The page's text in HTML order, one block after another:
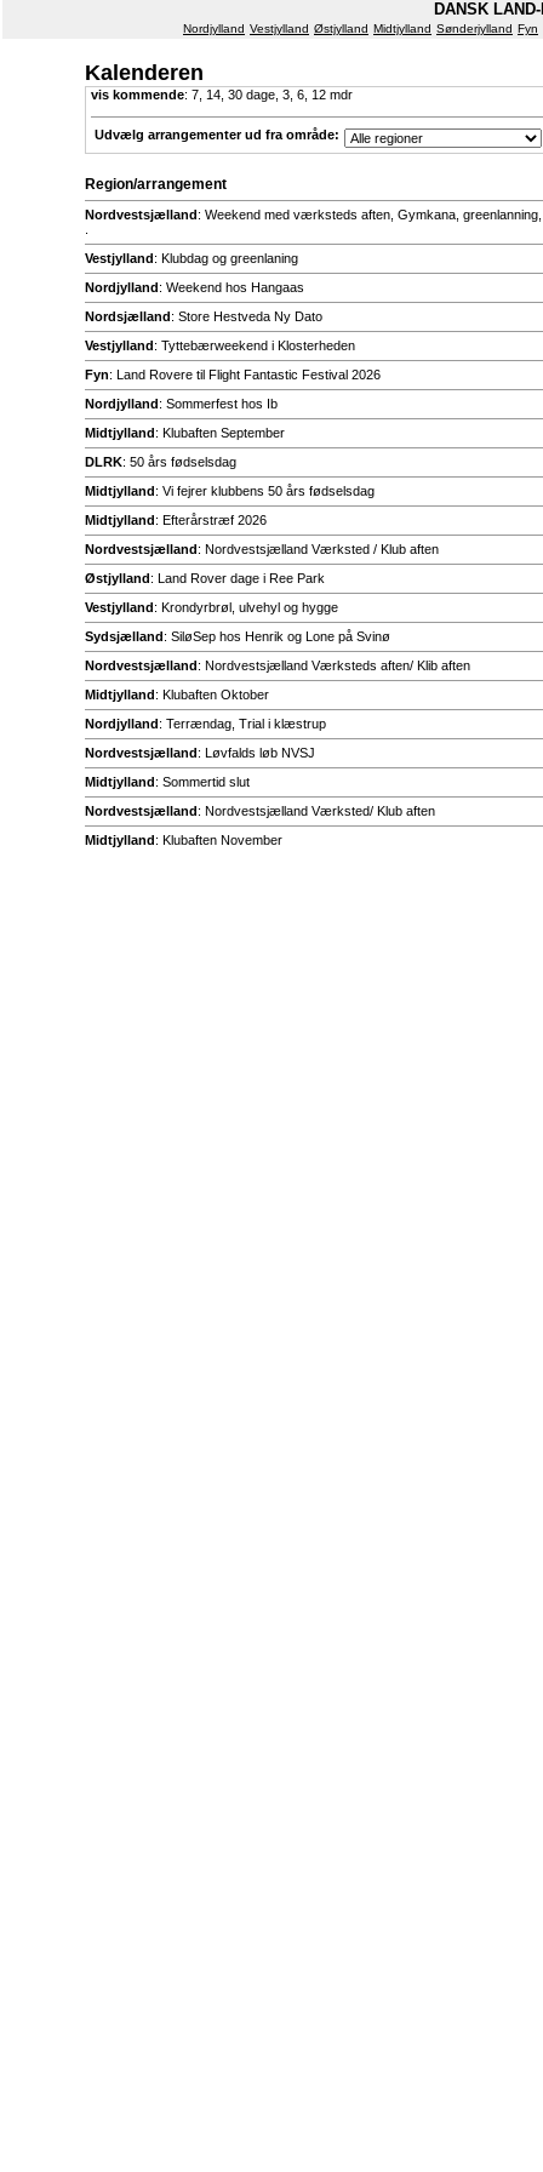
DANSK
Nordjylland Vestjylland Østjylland Midtjylland Sønderjylland Fyn
Kalenderen
vis kommende: 7 14 30 dage, 3 6 12 mdr
Udvælg arrangementer ud fra område:
Region/arrangement
Nordvestsjælland: Weekend med værksteds aften, Gymkana,
Vestjylland: Klubdag og greenlaning
Nordjylland: Weekend hos Hangaas
Nordsjælland: Store Hestveda Ny Dato
Vestjylland: Tyttebærweekend i Klosterheden
Fyn: Land Rovere til Flight Fantastic Festival 2026
Nordjylland: Sommerfest hos Ib
Midtjylland: Klubaften September
DLRK: 50 års fødselsdag
Midtjylland: Vi fejrer klubbens 50 års fødselsdag
Midtjylland: Efterårstræf 2026
Nordvestsjælland: Nordvestsjælland Værksted / Klub aften
Østjylland: Land Rover dage i Ree Park
Vestjylland: Krondyrbrøl, ulvehyl og hygge
Sydsjælland: SiløSep hos Henrik og Lone på Svinø
Nordvestsjælland: Nordvestsjælland Værksteds aften/ Klib aften
Midtjylland: Klubaften Oktober
Nordjylland: Terrændag, Trial i klæstrup
Nordvestsjælland: Løvfalds løb NVSJ
Midtjylland: Sommertid slut
Nordvestsjælland: Nordvestsjælland Værksted/ Klub aften
Midtjylland: Klubaften November